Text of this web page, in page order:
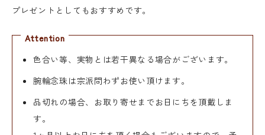
プレゼントとしてもおすすめです。
Attention
色合い等、実物とは若干異なる場合がございます。
腕輪念珠は宗派問わずお使い頂けます。
品切れの場合、お取り寄せまでお日にちを頂戴しま
す。